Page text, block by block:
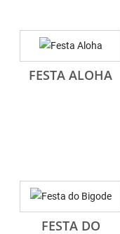
FESTA ALOHA
FESTA DO